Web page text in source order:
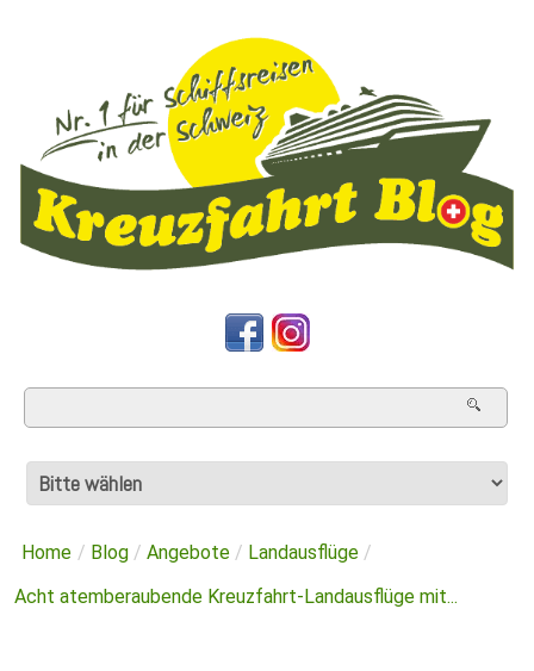
Home / Blog / Angebote / Landausflüge /
Acht atemberaubende Kreuzfahrt-Landausflüge mit...